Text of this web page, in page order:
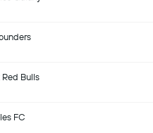
Red Bulls
FC